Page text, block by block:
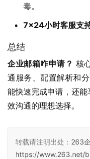
毒。
7×24小时客服支
总结
企业邮箱咋申请？ 核
通服务、配置解析和
能快速完成申请，还
效沟通的理想选择。
转载请注明出处： 263
https://www.263.net/